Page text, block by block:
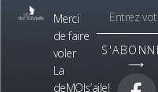
Merci
de faire
voler
La
deMOIs’aile!
⟶